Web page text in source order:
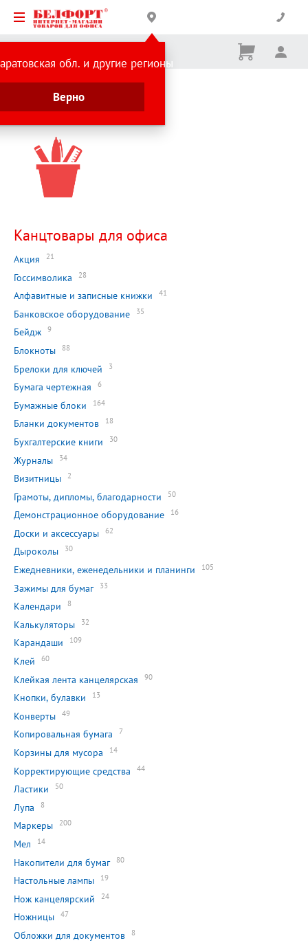
обл. и другие регионы
Верно
Корзина
Ничего
Главная страница
Каталог
Канцтовары для офиса
Акция 21
Госсимволика 28
Алфавитные и записные книжки 41
Банковское оборудование 35
Бейдж 9
Блокноты 88
Брелоки для ключей 3
Бумага чертежная 6
Бумажные блоки 164
Бланки документов 18
Бухгалтерские книги 30
Журналы 34
Визитницы 2
Грамоты, дипломы, благодарности 50
Демонстрационное оборудование 16
Доски и аксессуары 62
Дыроколы 30
Ежедневники, еженедельники и планинги 105
Зажимы для бумаг 33
Календари 8
Калькуляторы 32
Карандаши 109
Клей 60
Клейкая лента канцелярская 90
Кнопки, булавки 13
Конверты 49
Копировальная бумага 7
Корзины для мусора 14
Корректирующие средства 44
Ластики 50
Лупа 8
Маркеры 200
Мел 14
Накопители для бумаг 80
Настольные лампы 19
Нож канцелярский 24
Ножницы 47
Обложки для документов 8